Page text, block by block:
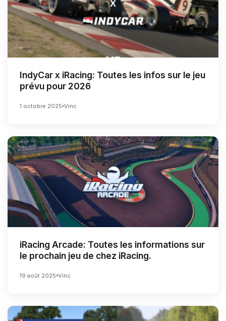
IndyCar x iRacing: Toutes les infos sur le jeu
prévu pour 2026
1 octobre 2025 Vinc
iRacing Arcade: Toutes les informations sur
le prochain jeu de chez iRacing.
19 août 2025 Vinc